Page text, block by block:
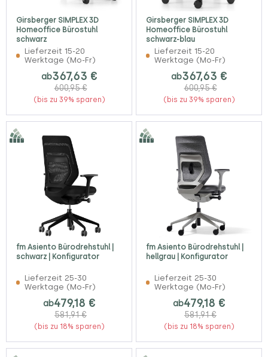
Girsberger SIMPLEX 3D
Homeoffice Bürostuhl
schwarz
Lieferzeit 15-20
Werktage (Mo-Fr)
ab367,63 €
600,95 €
(bis zu 39% sparen)
Girsberger SIMPLEX 3D
Homeoffice Bürostuhl
schwarz-blau
Lieferzeit 15-20
Werktage (Mo-Fr)
ab367,63 €
600,95 €
(bis zu 39% sparen)
fm Asiento Bürodrehstuhl |
schwarz | Konfigurator
Lieferzeit 25-30
Werktage (Mo-Fr)
ab479,18 €
581,91 €
(bis zu 18% sparen)
fm Asiento Bürodrehstuhl |
hellgrau | Konfigurator
Lieferzeit 25-30
Werktage (Mo-Fr)
ab479,18 €
581,91 €
(bis zu 18% sparen)